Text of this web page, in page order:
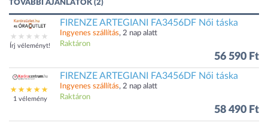
TOVÁBBI AJÁNLATOK (2)
Írj véleményt!
FIRENZE ARTEGIANI FA3456DF Női táska
Ingyenes szállítás, 2 nap alatt
Raktáron
56 590 Ft
1 vélemény
FIRENZE ARTEGIANI FA3456DF Női táska
Ingyenes szállítás, 2 nap alatt
Raktáron
58 490 Ft